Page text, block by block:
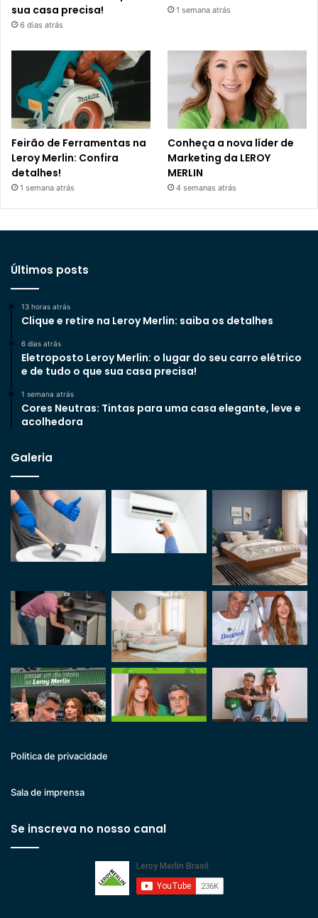
sua casa precisa!
6 dias atrás
1 semana atrás
Feirão de Ferramentas na
Leroy Merlin: Confira
detalhes!
1 semana atrás
Conheça a nova líder de
Marketing da LEROY
MERLIN
4 semanas atrás
Últimos posts
13 horas atrás
Clique e retire na Leroy Merlin: saiba os detalhes
6 dias atrás
Eletroposto Leroy Merlin: o lugar do seu carro elétrico
e de tudo o que sua casa precisa!
1 semana atrás
Cores Neutras: Tintas para uma casa elegante, leve e
acolhedora
Galeria
Politica de privacidade
Sala de imprensa
Se inscreva no nosso canal